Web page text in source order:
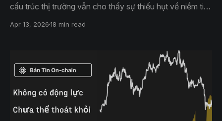
cấu trúc thị trường vẫn cho thấy sự thiếu hụt về niềm tin.
vẫn yếu và hoạt động trên thị trường futures đang suy
Apr 13, 202618 min read